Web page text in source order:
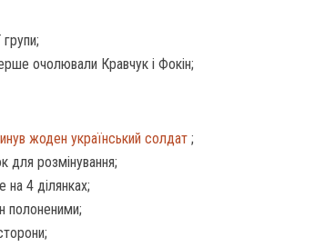
очолювали Кравчук і Фокін;
жоден український солдат ;
для розмінування;
на 4 ділянках;
полоненими;